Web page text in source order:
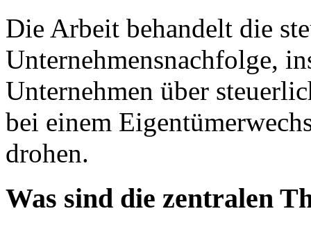
Die Arbeit behandelt die
Unternehmensnachfolge,
Unternehmen über
bei einem
drohen.
Was sind die zentralen